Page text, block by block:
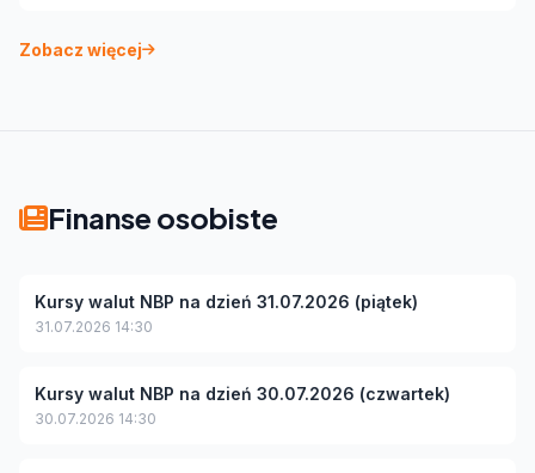
Zobacz więcej
Finanse osobiste
Kursy walut NBP na dzień 31.07.2026 (piątek)
31.07.2026 14:30
Kursy walut NBP na dzień 30.07.2026 (czwartek)
30.07.2026 14:30